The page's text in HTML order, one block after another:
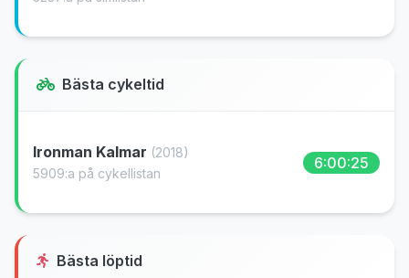
Bästa cykeltid
Ironman Kalmar (2018)
5909:a på cykellistan
6:00:25
Bästa löptid